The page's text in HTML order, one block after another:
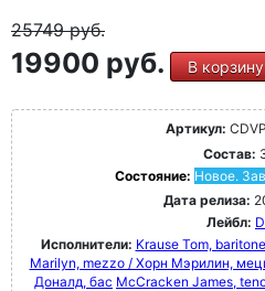
25749руб.
19900 руб. В корзину
Артикул:
Состав:
Состояние: Новое.
Дата релиза:
Лейбл:
Исполнители: Krause Tom,
Marilyn, mezzo / Хорн Мэрилин,
Доналд, бас McCracken James,